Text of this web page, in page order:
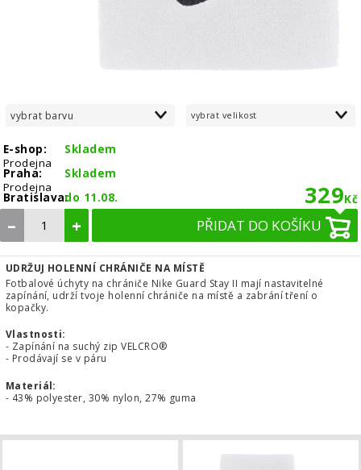
vybrat barvu vybrat velikost
E-shop:
Skladem
Prodejna
Praha:
Skladem
Prodejna
Bratislava:do 11.08. 329Kč
– + PŘIDAT DO KOŠÍKU
UDRŽUJ HOLENNÍ CHRÁNIČE NA MÍSTĚ
Fotbalové úchyty na chrániče Nike Guard Stay II mají nastavitelné
zapínání, udrží tvoje holenní chrániče na místě a zabrání tření o
kopačky.
Vlastnosti:
- Zapínání na suchý zip VELCRO®
- Prodávají se v páru
Materiál:
- 43% polyester, 30% nylon, 27% guma